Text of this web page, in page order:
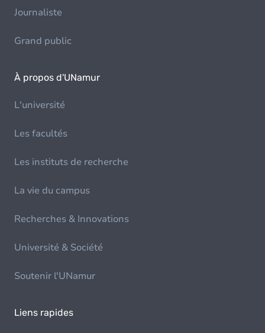
Journaliste
Grand public
À propos d'UNamur
L'université
Les facultés
Les instituts de recherche
La vie du campus
Recherches & Innovations
Université & Société
Soutenir l'UNamur
Liens rapides